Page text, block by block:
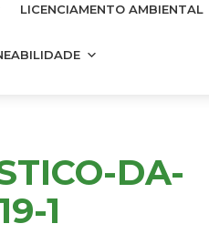
LICENCIAMENTO AMBIENTAL
DA-
1